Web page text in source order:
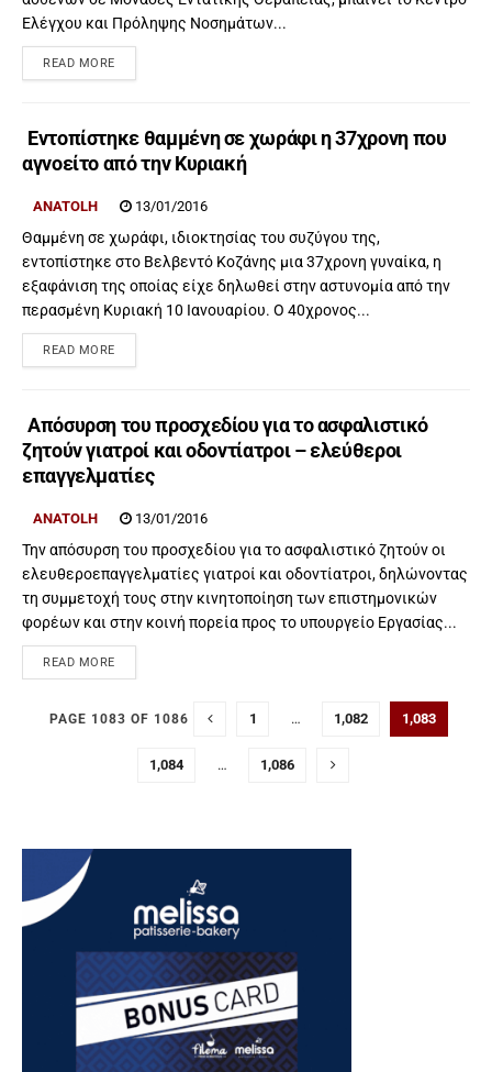
Ελέγχου και Πρόληψης Νοσημάτων...
READ MORE
Εντοπίστηκε θαμμένη σε χωράφι η 37χρονη που
αγνοείτο από την Κυριακή
ANATOLH 13/01/2016
Θαμμένη σε χωράφι, ιδιοκτησίας του συζύγου της,
εντοπίστηκε στο Βελβεντό Κοζάνης μια 37χρονη γυναίκα, η
εξαφάνιση της οποίας είχε δηλωθεί στην αστυνομία από την
περασμένη Κυριακή 10 Ιανουαρίου. Ο 40χρονος...
READ MORE
Απόσυρση του προσχεδίου για το ασφαλιστικό
ζητούν γιατροί και οδοντίατροι – ελεύθεροι
επαγγελματίες
ANATOLH 13/01/2016
Την απόσυρση του προσχεδίου για το ασφαλιστικό ζητούν οι
ελευθεροεπαγγελματίες γιατροί και οδοντίατροι, δηλώνοντας
τη συμμετοχή τους στην κινητοποίηση των επιστημονικών
φορέων και στην κοινή πορεία προς το υπουργείο Εργασίας...
READ MORE
PAGE 1083 OF 1086 1 … 1,082 1,083
1,084 … 1,086